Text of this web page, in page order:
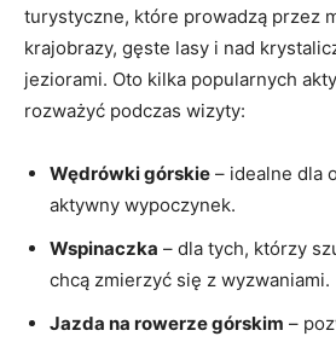
turystyczne, ‍które prowadzą ⁢przez⁤
krajobrazy, gęste ‍lasy i⁣ nad
⁤jeziorami. Oto kilka popularnych
⁤rozważyć podczas ‍wizyty:
Wędrówki górskie – ⁤idealne dla
aktywny wypoczynek.
Wspinaczka – dla tych, którzy
‍chcą⁤ zmierzyć się z wyzwaniami.
Jazda na rowerze górskim –